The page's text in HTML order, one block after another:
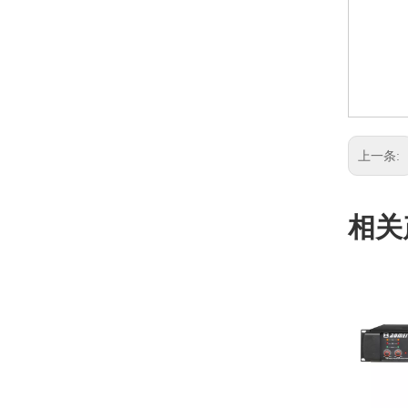
上一条:
相